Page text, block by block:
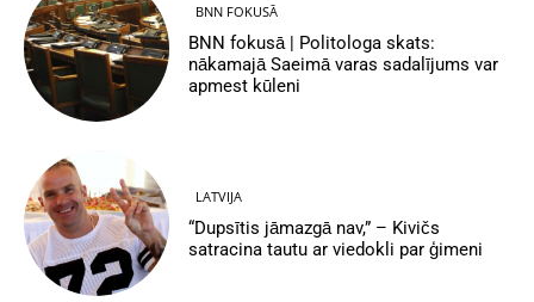
BNN FOKUSĀ
BNN fokusā | Politologa skats:
nākamajā Saeimā varas sadalījums var
apmest kūleni
LATVIJA
“Dupsītis jāmazgā nav,” – Kivičs
satracina tautu ar viedokli par ģimeni